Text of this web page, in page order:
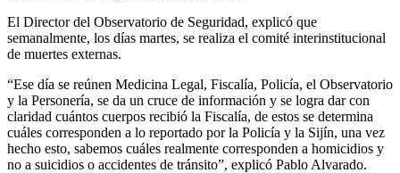
El Director del Observatorio de Seguridad, explicó que
semanalmente, los días martes, se realiza el comité interinstitucional
de muertes externas.
“Ese día se reúnen Medicina Legal, Fiscalía, Policía, el Observatorio
y la Personería, se da un cruce de información y se logra dar con
claridad cuántos cuerpos recibió la Fiscalía, de estos se determina
cuáles corresponden a lo reportado por la Policía y la Sijín, una vez
hecho esto, sabemos cuáles realmente corresponden a homicidios y
no a suicidios o accidentes de tránsito”, explicó Pablo Alvarado.